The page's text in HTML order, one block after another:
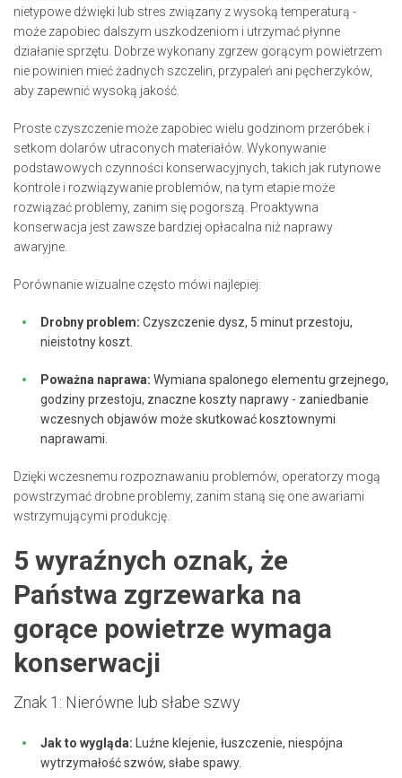
nietypowe dźwięki lub stres związany z wysoką temperaturą -
może zapobiec dalszym uszkodzeniom i utrzymać płynne
działanie sprzętu. Dobrze wykonany zgrzew gorącym powietrzem
nie powinien mieć żadnych szczelin, przypaleń ani pęcherzyków,
aby zapewnić wysoką jakość.
Proste czyszczenie może zapobiec wielu godzinom przeróbek i
setkom dolarów utraconych materiałów. Wykonywanie
podstawowych czynności konserwacyjnych, takich jak rutynowe
kontrole i rozwiązywanie problemów, na tym etapie może
rozwiązać problemy, zanim się pogorszą. Proaktywna
konserwacja jest zawsze bardziej opłacalna niż naprawy
awaryjne.
Porównanie wizualne często mówi najlepiej:
Drobny problem: Czyszczenie dysz, 5 minut przestoju,
nieistotny koszt.
Poważna naprawa: Wymiana spalonego elementu grzejnego,
godziny przestoju, znaczne koszty naprawy - zaniedbanie
wczesnych objawów może skutkować kosztownymi
naprawami.
Dzięki wczesnemu rozpoznawaniu problemów, operatorzy mogą
powstrzymać drobne problemy, zanim staną się one awariami
wstrzymującymi produkcję.
5 wyraźnych oznak, że
Państwa zgrzewarka na
gorące powietrze wymaga
konserwacji
Znak 1: Nierówne lub słabe szwy
Jak to wygląda: Luźne klejenie, łuszczenie, niespójna
wytrzymałość szwów, słabe spawy.